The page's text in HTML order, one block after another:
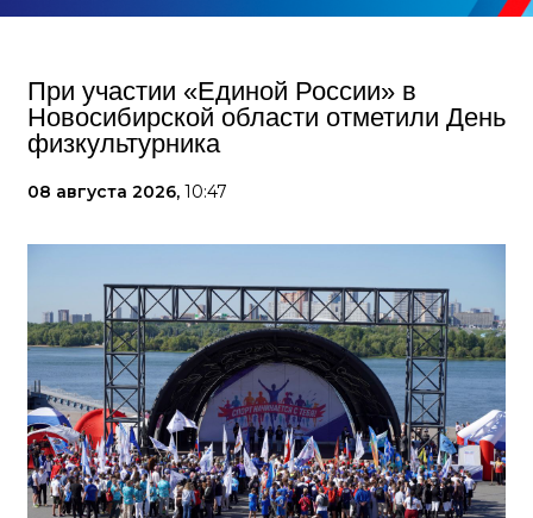
При участии «Единой России» в
Новосибирской области отметили День
физкультурника
08 августа 2026, 10:47